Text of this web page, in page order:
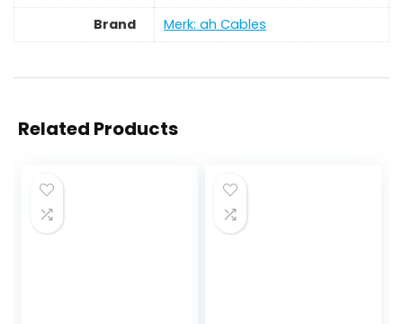
Brand Merk: ah Cables
Related Products